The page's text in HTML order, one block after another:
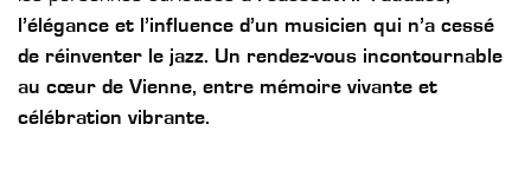
l’élégance et l’influence d’un musicien qui n’a cessé
de réinventer le jazz. Un rendez-vous incontournable
au cœur de Vienne, entre mémoire vivante et
célébration vibrante.